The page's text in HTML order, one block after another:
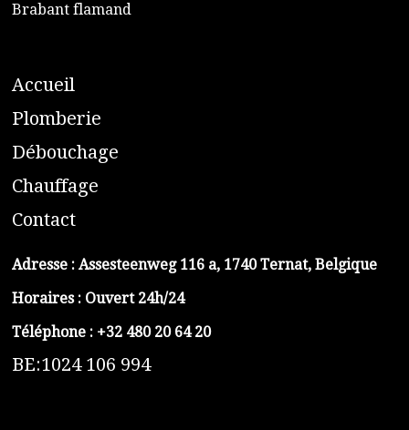
​Brabant flamand
Accueil
​Plomberie
Débouchage
Chauffage
Contact
Adresse : Assesteenweg 116 a, 1740 Ternat, Belgique
Horaires : Ouvert 24h/24
Téléphone : +32 480 20 64 20
BE:1024 106 994